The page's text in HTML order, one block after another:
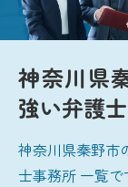
神奈川県
強い弁護
神奈川県秦野市
士事務所 一覧